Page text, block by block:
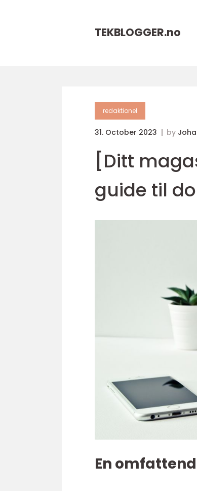
TEKBLOGGER.no
redaktionel
31. October 2023 by
[Ditt
guide til
En